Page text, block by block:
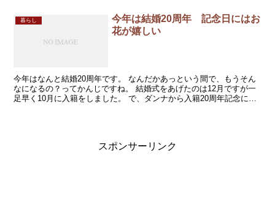
暮らし
今年は結婚20周年 記念日にはお
花が嬉しい
今年はなんと結婚20周年です。 なんだかあっという間で、もうそん
なになるの？ってかんじですね。 結婚式をあげたのは12月ですが一
足早く10月に入籍をしました。 で、ダンナから入籍20周年記念にお
スポンサーリンク